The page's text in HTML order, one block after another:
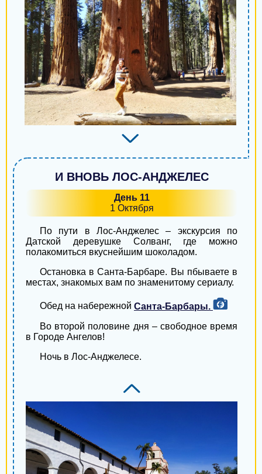
И ВНОВЬ ЛОС-АНДЖЕЛЕС
День 11
1 Октября
По пути в Лос-Анджелес – экскурсия по
Датской деревушке Солванг, где можно
полакомиться вкуснейшим шоколадом.
Остановка в Санта-Барбаре. Вы пбываете в
местах, знакомых вам по знаменитому сериалу.
Обед на набережной Санта-Барбары.
Во второй половине дня – свободное время
в Городе Ангелов!
Ночь в Лос-Анджелесе.